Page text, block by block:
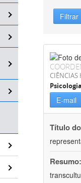
Filtrar
Psicologia
E-mail
Título
Resumo: